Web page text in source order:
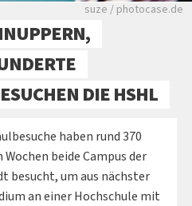
Viele Zeitungen.
suze / photocase.de
DIE HSHL
haben rund 370
beide Campus der
besucht, um aus nächster
an einer Hochschule mit